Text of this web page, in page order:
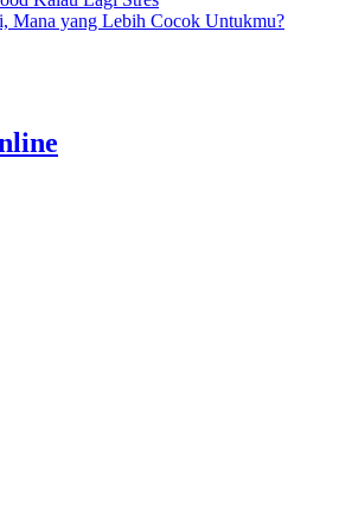
Mana yang Lebih Cocok Untukmu?